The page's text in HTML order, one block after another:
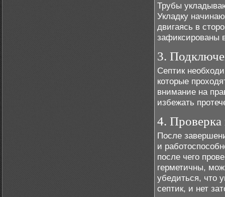
Трубы
Укладку
двигаясь в
зафиксированы
3.
Септик
которые
внимание на
избежать
4. Проверка
После
и
после чего
герметичны,
убедиться, что
септик, и нет